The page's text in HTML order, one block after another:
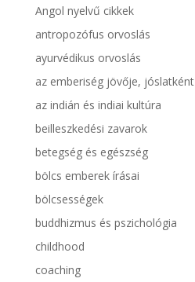
Angol nyelvű cikkek
antropozófus orvoslás
ayurvédikus orvoslás
az emberiség jövője, jóslatként
az indián és indiai kultúra
beilleszkedési zavarok
betegség és egészség
bölcs emberek írásai
bölcsességek
buddhizmus és pszichológia
childhood
coaching